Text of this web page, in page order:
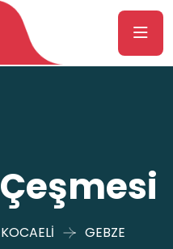
KOCAELİ GEBZE